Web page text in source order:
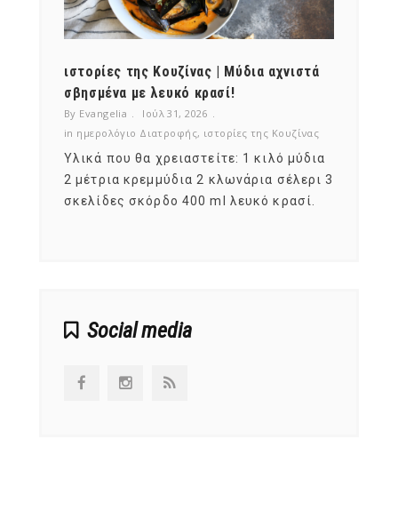
ιστορίες της Κουζίνας | Μύδια αχνιστά
σβησμένα με λευκό κρασί!
By Evangelia
Ιούλ 31, 2026
in ημερολόγιο Διατροφής, ιστορίες της Κουζίνας
Υλικά που θα χρειαστείτε: 1 κιλό μύδια
2 μέτρια κρεμμύδια 2 κλωνάρια σέλερι 3
σκελίδες σκόρδο 400 ml λευκό κρασί.
Social media